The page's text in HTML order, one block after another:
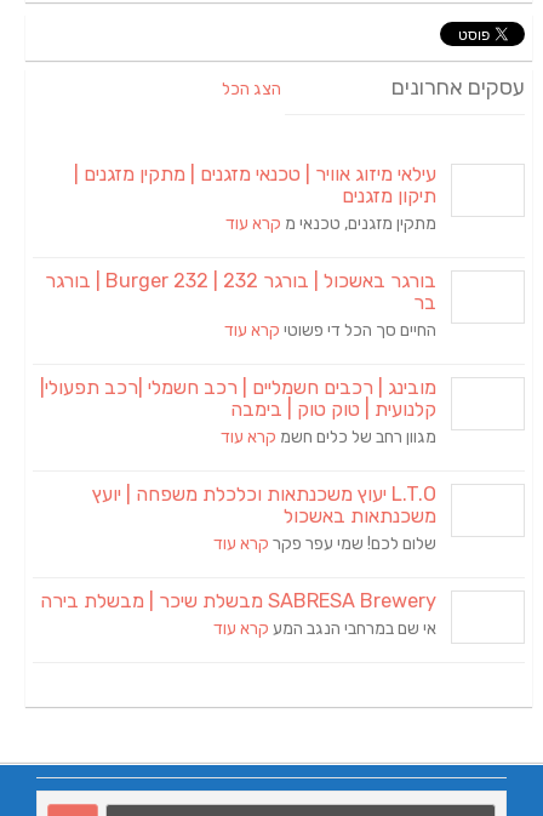
עסקים אחרונים הצג הכל
עילאי מיזוג אוויר | טכנאי מזגנים | מתקין מזגנים |
תיקון מזגנים
מתקין מזגנים, טכנאי מ קרא עוד
בורגר באשכול | בורגר 232 | Burger 232 | בורגר
בר
החיים סך הכל די פשוטי קרא עוד
מובינג | רכבים חשמליים | רכב חשמלי |רכב תפעולי|
קלנועית | טוק טוק | בימבה
מגוון רחב של כלים חשמ קרא עוד
L.T.O יעוץ משכנתאות וכלכלת משפחה | יועץ
משכנתאות באשכול
שלום לכם! שמי עפר פקר קרא עוד
SABRESA Brewery מבשלת שיכר | מבשלת בירה
אי שם במרחבי הנגב המע קרא עוד